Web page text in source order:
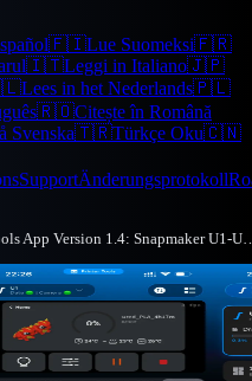
🇫🇮Lue Suomeksi🇫🇷
🇮🇹Leggi in Italiano🇯🇵
Lees in het Nederlands🇵🇱
🇷🇴Citește în Română
Svenska🇹🇷Türkçe Oku🇨🇳
SupportÄnderungsprotokoll
Printer Tools App Version 1.4: Snapmaker U1-